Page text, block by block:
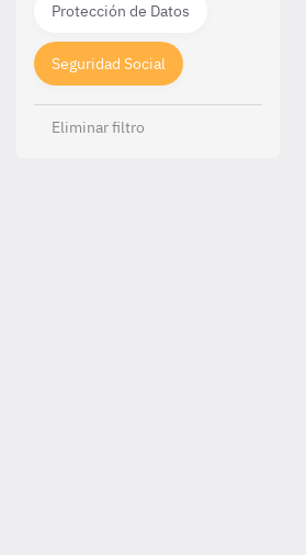
Protección de Datos
Seguridad Social
Eliminar filtro